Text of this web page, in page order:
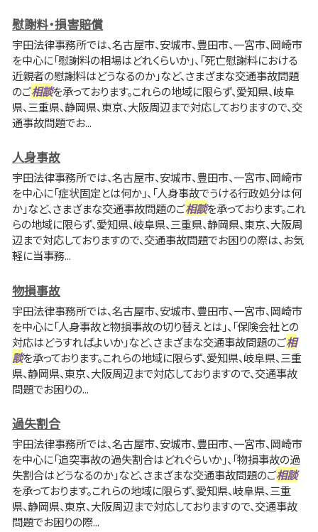
慰謝料・損害賠償
宇田法律事務所では、名古屋市、安城市、豊田市、一宮市、岡崎市
を中心に「慰謝料の相場はどれくらいか」、「死亡慰謝料における
近親者の慰謝料はどうなるのか」など、さまざまな交通事故問題
のご相談を承っております。これらの地域に限らず、愛知県、岐阜
県、三重県、静岡県、東京、大阪周辺まで対応しておりますので、交
通事故問題でお...
人身事故
宇田法律事務所では、名古屋市、安城市、豊田市、一宮市、岡崎市
を中心に「症状固定とは何か」、「人身事故でうける行政処分は何
か」など、さまざまな交通事故問題のご相談を承っております。これ
らの地域に限らず、愛知県、岐阜県、三重県、静岡県、東京、大阪周
辺まで対応しておりますので、交通事故問題でお困りの際は、お気
軽に当事務...
物損事故
宇田法律事務所では、名古屋市、安城市、豊田市、一宮市、岡崎市
を中心に「人身事故と物損事故の切り替えとは」、「保険会社との
対応はどうすればよいか」など、さまざまな交通事故問題のご相
談を承っております。これらの地域に限らず、愛知県、岐阜県、三重
県、静岡県、東京、大阪周辺まで対応しておりますので、交通事故
問題でお困りの...
過失割合
宇田法律事務所では、名古屋市、安城市、豊田市、一宮市、岡崎市
を中心に「追突事故の過失割合はどれぐらいか」、「物損事故の過
失割合はどうなるのか」など、さまざまな交通事故問題のご相談
を承っております。これらの地域に限らず、愛知県、岐阜県、三重
県、静岡県、東京、大阪周辺まで対応しておりますので、交通事故
問題でお困りの際...